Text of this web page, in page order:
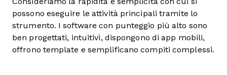
possono eseguire le attività principali tramite lo
strumento. I software con punteggio più alto sono
ben progettati, intuitivi, dispongono di app mobili,
offrono template e semplificano compiti complessi.